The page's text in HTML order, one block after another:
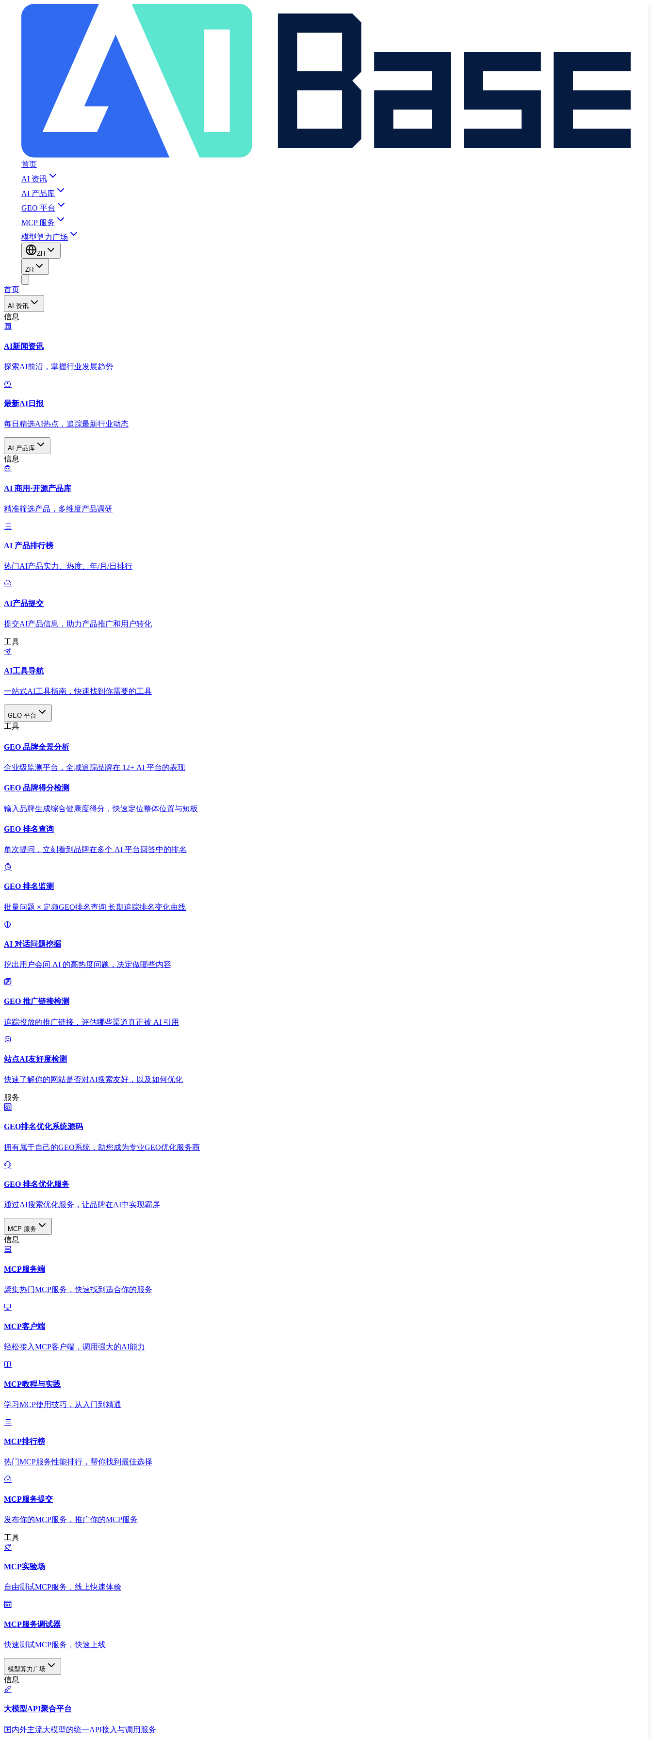
首页
AI 资讯
AI 产品库
GEO 平台
MCP 服务
模型算力广场
ZH
ZH
首页
AI 资讯
信息
AI新闻资讯
探索AI前沿，掌握行业发展趋势
最新AI日报
每日精选AI热点，追踪最新行业动态
AI 产品库
信息
AI 商用·开源产品库
精准筛选产品，多维度产品调研
AI 产品排行榜
热门AI产品实力、热度、年/月/日排行
AI产品提交
提交AI产品信息，助力产品推广和用户转化
工具
AI工具导航
一站式AI工具指南，快速找到你需要的工具
GEO 平台
工具
GEO 品牌全景分析
企业级监测平台，全域追踪品牌在 12+ AI 平台的表现
GEO 品牌得分检测
输入品牌生成综合健康度得分，快速定位整体位置与短板
GEO 排名查询
单次提问，立刻看到品牌在多个 AI 平台回答中的排名
GEO 排名监测
批量问题 × 定频GEO排名查询 长期追踪排名变化曲线
AI 对话问题挖掘
挖出用户会问 AI 的高热度问题，决定做哪些内容
GEO 推广链接检测
追踪投放的推广链接，评估哪些渠道真正被 AI 引用
站点AI友好度检测
快速了解你的网站是否对AI搜索友好，以及如何优化
服务
GEO排名优化系统源码
拥有属于自己的GEO系统，助您成为专业GEO优化服务商
GEO 排名优化服务
通过AI搜索优化服务，让品牌在AI中实现霸屏
MCP 服务
信息
MCP服务端
聚集热门MCP服务，快速找到适合你的服务
MCP客户端
轻松接入MCP客户端，调用强大的AI能力
MCP教程与实践
学习MCP使用技巧，从入门到精通
MCP排行榜
热门MCP服务性能排行，帮你找到最佳选择
MCP服务提交
发布你的MCP服务，推广你的MCP服务
工具
MCP实验场
自由测试MCP服务，线上快速体验
MCP服务调试器
快速测试MCP服务，快速上线
模型算力广场
信息
大模型API聚合平台
国内外主流大模型的统一API接入与调用服务